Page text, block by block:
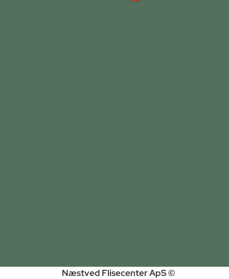
Næstved Flisecenter ApS ©